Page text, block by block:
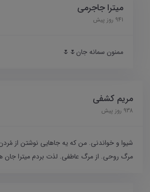
میترا جاجرمی
941 روز پیش
ممنون سمانه جان🌷🌷
مریم کشفی
938 روز پیش
شیوا و خواندنی. من که یه جاهایی نوشتن از مُردن
مرگ روحی. از مرگ عاطفی. لذت بردم میترا جان